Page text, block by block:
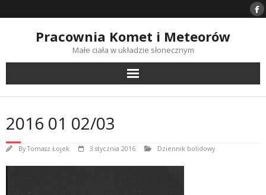
to
Pracownia Komet i Meteorów
Małe ciała w układzie słonecznym
2016 01 02/03
ByTomasz Łojek 3 stycznia 2016 Dziennik bolidowy